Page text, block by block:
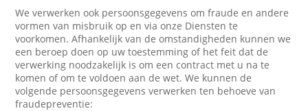
We verwerken ook persoonsgegevens om fraude en andere
vormen van misbruik op en via onze Diensten te
voorkomen. Afhankelijk van de omstandigheden kunnen we
een beroep doen op uw toestemming of het feit dat de
verwerking noodzakelijk is om een contract met u na te
komen of om te voldoen aan de wet. We kunnen de
volgende persoonsgegevens verwerken ten behoeve van
fraudepreventie: